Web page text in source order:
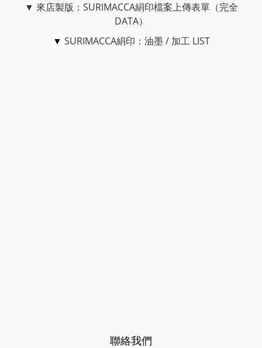
▼ 來店製版：SURIMACCA絹印檔案上傳表單（完全
DATA）
▼ SURIMACCA絹印：油墨 / 加工 LIST
聯絡我們